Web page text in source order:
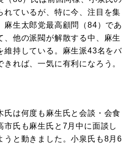
れているが、特に今、注目を集
麻生太郎党最高顧問（84）であ
、他の派閥が解散する中、麻生
維持している。麻生派43名をバ
きれば、一気に有利になろう。
氏は何度も麻生氏と会談・会食
市氏も麻生氏と7月中に面談し
うと動きました。小泉氏も8月6